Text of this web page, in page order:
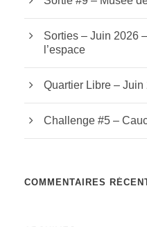
Sorties – Juin 2026
l’espace
Quartier Libre – Juin
Challenge #5 –
COMMENTAIRES